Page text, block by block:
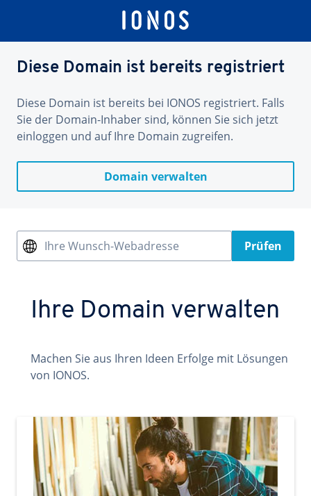
Diese Domain ist bereits registriert
Diese Domain ist bereits bei IONOS registriert. Falls
Sie der Domain-Inhaber sind, können Sie sich jetzt
einloggen und auf Ihre Domain zugreifen.
Domain verwalten
Ihre Wunsch-Webadresse Prüfen
Ihre Domain verwalten
Machen Sie aus Ihren Ideen Erfolge mit Lösungen
von IONOS.